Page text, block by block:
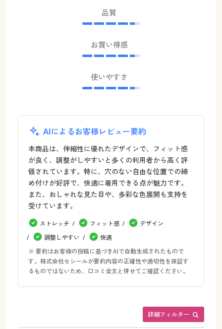
品質
お買い得感
使いやすさ
AIによるお客様レビュー要約
本商品は、伸縮性に優れたデザインで、フィット感
が良く、調整がしやすいと多くの利用者から高く評
価されています。特に、穴のない自由な位置での締
め付けが好評で、快適に着用できる点が魅力です。
また、おしゃれな見た目や、多彩な色展開も支持を
受けています。
ストレッチ フィット感
デザイン
調整しやすい
快適
※ 要約はお客様の投稿に基づきAIで自動生成されたもので
す。株式会社セシールが要約内容の正確性や適切性を保証す
るものではないため、口コミ全文と併せてご確認ください。
詳細フィルター